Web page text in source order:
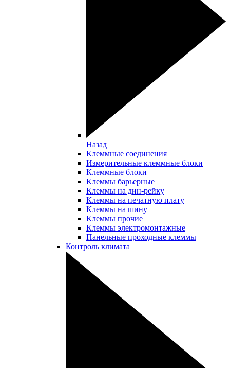
Назад
Клеммные соединения
Измерительные клеммные блоки
Клеммные блоки
Клеммы барьерные
Клеммы на дин-рейку
Клеммы на печатную плату
Клеммы на шину
Клеммы прочие
Клеммы электромонтажные
Панельные проходные клеммы
Контроль климата